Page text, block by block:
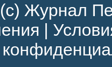
Журнал
|